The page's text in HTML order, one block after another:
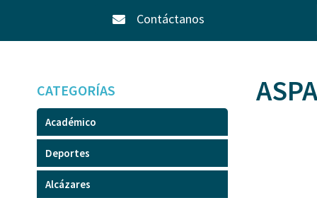
Contáctanos
CATEGORÍAS
Académico
Deportes
Alcázares